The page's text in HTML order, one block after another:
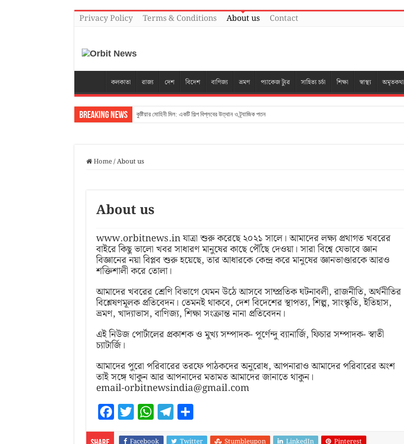
Privacy Policy Terms & Conditions About us Contact
কলকাতা রাজ্য দেশ বিদেশ বাণিজ্য ভ্রমণ প্যাকেজ ট্যুর সাহিত্য চর্চা শিক্ষা স্বাস্থ্য অমৃতকথা
Breaking News কুষ্টিয়ার মোহিনী মিল: একটি শিল্প বিপ্লবের উত্থান ও ট্র্যাজিক পতন
পশ্চিমের হাওয়া ও বাঙালির পলায়ন: জোসিডি, শিমুলতলা ও মধুপুরের সেই হারানো সোনালী দিন
সুবর্ণরেখার বাঁকে বিভূতি-স্মৃতি: তিলোত্তমার নাগালে এক আরণ্যক আখ্যান
ধান্যকুড়িয়া বল্লভ বাড়ি: বাংলার বুকে এক ইউরোপীয় দুর্গের উপাখ্যান
হো রাজবংশের দুর্গ: বিশাল পাথরের গাঁথুনিতে গড়া ভিয়েতনামের এক বিস্ময়
Home/About us
About us
www.orbitnews.in যাত্রা শুরু করেছে ২০২১ সালে। আমাদের লক্ষ্য প্রথাগত খবরের
বাইরে কিছু ভালো খবর সাধারণ মানুষের কাছে পৌঁছে দেওয়া। সারা বিশ্বে যেভাবে জ্ঞান
বিজ্ঞানের নয়া বিপ্লব শুরু হয়েছে, তার আধারকে কেন্দ্র করে মানুষের জ্ঞানভাণ্ডারকে আরও
শক্তিশালী করে তোলা।
আমাদের খবরের শ্রেণি বিভাগে যেমন উঠে আসবে সাম্প্রতিক ঘটনাবলী, রাজনীতি, অর্থনীতির
বিশ্লেষণমূলক প্রতিবেদন। তেমনই থাকবে, দেশ বিদেশের স্থাপত্য, শিল্প, সাংস্কৃতি, ইতিহাস,
ভ্রমণ, খাদ্যাভাস, বাণিজ্য, শিক্ষা সংক্রান্ত নানা প্রতিবেদন।
এই নিউজ পোর্টালের প্রকাশক ও মুখ্য সম্পাদক- পূর্ণেন্দু ব্যানার্জি, ফিচার সম্পাদক- স্বাতী
চ্যাটার্জি।
আমাদের পুরো পরিবারের তরফে পাঠকদের অনুরোধ, আপনারাও আমাদের পরিবারের অংশ
তাই সঙ্গে থাকুন আর আপনাদের মতামত আমাদের জানাতে থাকুন।
email-orbitnewsindia@gmail.com
F
a
T
w
W
h
T
el
S
h
Facebook Twitter Stumbleupon LinkedIn Pinterest